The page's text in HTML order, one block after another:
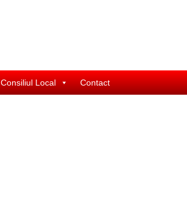
Consiliul Local Contact